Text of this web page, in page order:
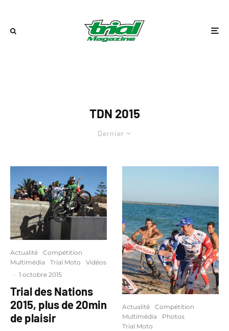
TDN 2015
Dernier
Actualité
Compétition
Multimédia
Trial Moto
Vidéos
· 1 octobre 2015
Trial des Nations
2015, plus de 20min
de plaisir
Actualité
Compétition
Multimédia
Photos
Trial Moto